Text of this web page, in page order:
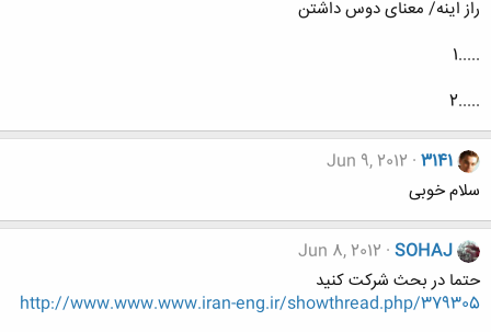
راز اینه/ معنای دوس داشتن
.....1
.....2
3141
Jun 9, 2012
سلام خوبی
SOHAJ
Jun 8, 2012
حتما در بحث شرکت کنید
http://www.www.www.iran-eng.ir/showthread.php/379305